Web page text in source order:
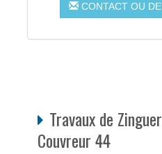
CONTACT OU
Travaux de
Couvreur 44